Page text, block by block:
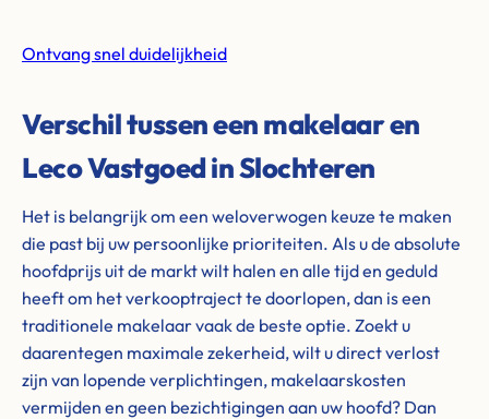
Ontvang snel duidelijkheid
Verschil tussen een makelaar en
Leco Vastgoed in Slochteren
Het is belangrijk om een weloverwogen keuze te maken
die past bij uw persoonlijke prioriteiten. Als u de absolute
hoofdprijs uit de markt wilt halen en alle tijd en geduld
heeft om het verkooptraject te doorlopen, dan is een
traditionele makelaar vaak de beste optie. Zoekt u
daarentegen maximale zekerheid, wilt u direct verlost
zijn van lopende verplichtingen, makelaarskosten
vermijden en geen bezichtigingen aan uw hoofd? Dan